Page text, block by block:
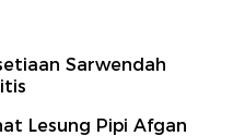
Sarwendah
Lesung Pipi Afgan